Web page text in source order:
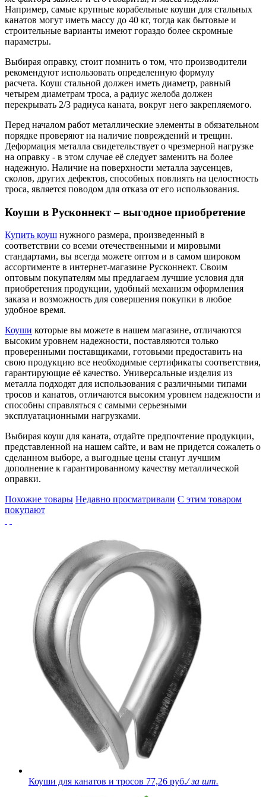
Например, самые крупные корабельные коуши для стальных
канатов могут иметь массу до 40 кг, тогда как бытовые и
строительные варианты имеют гораздо более скромные
параметры.
Выбирая оправку, стоит помнить о том, что производители
рекомендуют использовать определенную формулу
расчета. Коуш стальной должен иметь диаметр, равный
четырем диаметрам троса, а радиус желоба должен
перекрывать 2/3 радиуса каната, вокруг него закрепляемого.
Перед началом работ металлические элементы в обязательном
порядке проверяют на наличие повреждений и трещин.
Деформация металла свидетельствует о чрезмерной нагрузке
на оправку - в этом случае её следует заменить на более
надежную. Наличие на поверхности металла заусенцев,
сколов, других дефектов, способных повлиять на целостность
троса, является поводом для отказа от его использования.
Коуши в Русконнект – выгодное приобретение
Купить коуш нужного размера, произведенный в
соответствии со всеми отечественными и мировыми
стандартами, вы всегда можете оптом и в самом широком
ассортименте в интернет-магазине Русконнект. Своим
оптовым покупателям мы предлагаем лучшие условия для
приобретения продукции, удобный механизм оформления
заказа и возможность для совершения покупки в любое
удобное время.
Коуши которые вы можете в нашем магазине, отличаются
высоким уровнем надежности, поставляются только
проверенными поставщиками, готовыми предоставить на
свою продукцию все необходимые сертификаты соответствия,
гарантирующие её качество. Универсальные изделия из
металла подходят для использования с различными типами
тросов и канатов, отличаются высоким уровнем надежности и
способны справляться с самыми серьезными
эксплуатационными нагрузками.
Выбирая коуш для каната, отдайте предпочтение продукции,
представленной на нашем сайте, и вам не придется сожалеть о
сделанном выборе, а выгодные цены станут лучшим
дополнение к гарантированному качеству металлической
оправки.
Похожие товары Недавно просматривали С этим товаром
покупают
Коуши для канатов и тросов 77,26 руб./ за шт.